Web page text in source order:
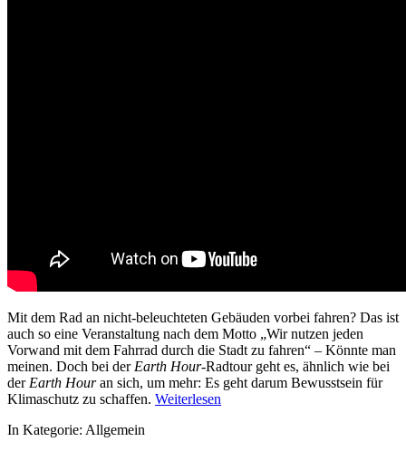
Mit dem Rad an nicht-beleuchteten Gebäuden vorbei fahren? Das ist
auch so eine Veranstaltung nach dem Motto „Wir nutzen jeden
Vorwand mit dem Fahrrad durch die Stadt zu fahren“ – Könnte man
meinen. Doch bei der Earth Hour-Radtour geht es, ähnlich wie bei
der Earth Houran sich, um mehr: Es geht darum Bewusstsein für
Klimaschutz zu schaffen. Weiterlesen
In Kategorie: Allgemein